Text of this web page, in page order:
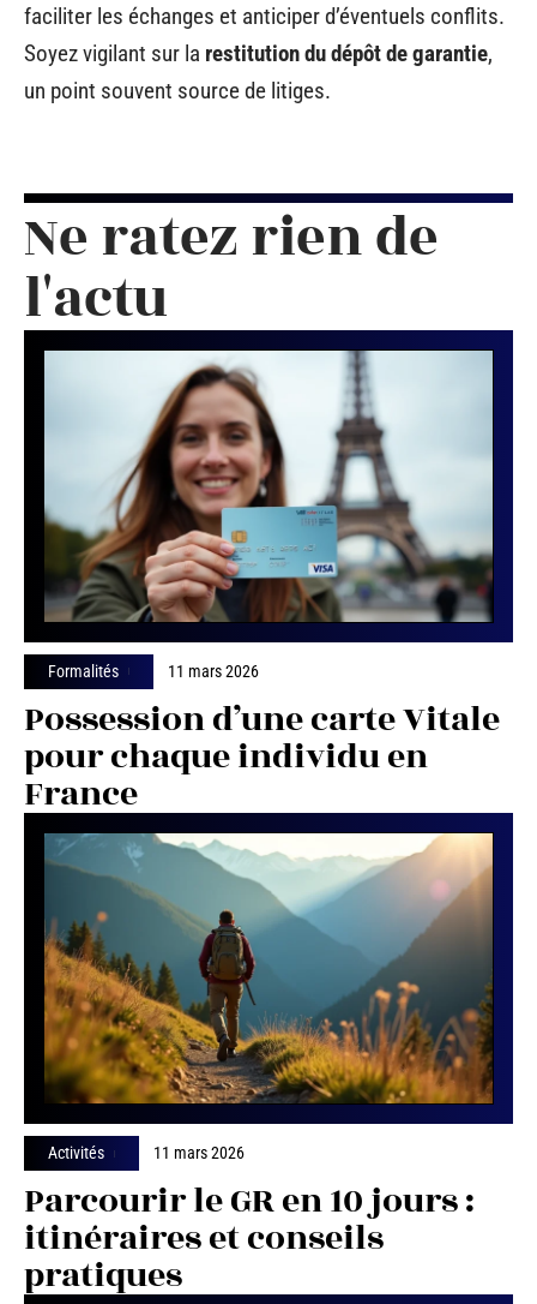
faciliter les échanges et anticiper d’éventuels conflits.
Soyez vigilant sur la restitution du dépôt de garantie,
un point souvent source de litiges.
Ne ratez rien de
l'actu
Formalités 11 mars 2026
Possession d’une carte Vitale
pour chaque individu en
France
Activités 11 mars 2026
Parcourir le GR en 10 jours :
itinéraires et conseils
pratiques